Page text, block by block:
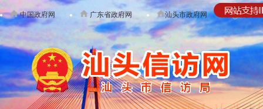
中国政府网 广东省政府网 汕头市政府网 无障